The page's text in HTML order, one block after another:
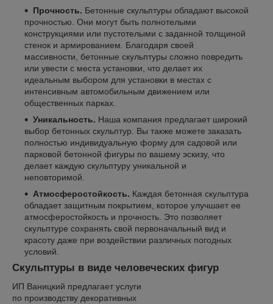
Прочность. Бетонные скульптуры обладают высокой
прочностью. Они могут быть полнотелыми
конструкциями или пустотелыми с заданной толщиной
стенок и армированием. Благодаря своей
массивности, бетонные скульптуры сложно повредить
или увести с места установки, что делает их
идеальным выбором для установки в местах с
интенсивным автомобильным движением или
общественных парках.
Уникальность. Наша компания предлагает широкий
выбор бетонных скульптур. Вы также можете заказать
полностью индивидуальную форму для садовой или
парковой бетонной фигуры по вашему эскизу, что
делает каждую скульптуру уникальной и
неповторимой.
Атмосферостойкость. Каждая бетонная скульптура
обладает защитным покрытием, которое улучшает ее
атмосферостойкость и прочность. Это позволяет
скульптуре сохранять свой первоначальный вид и
красоту даже при воздействии различных погодных
условий.
Скульптуры в виде человеческих фигур
ИП Ваницкий предлагает услуги
по производству декоративных